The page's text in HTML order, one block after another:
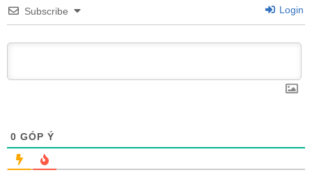
Subscribe Login
0 GÓP Ý